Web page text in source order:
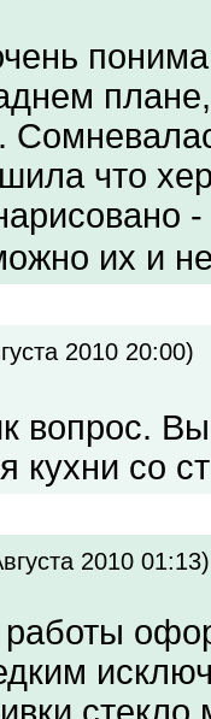
что
их и
2010 20:00)
вопрос.
кухни со
2010 01:13)
работы